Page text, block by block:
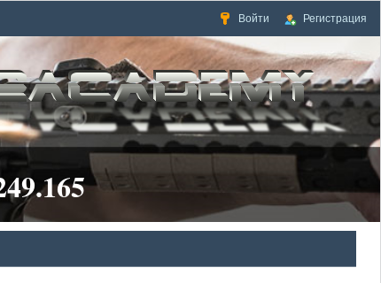
Войти Регистрация